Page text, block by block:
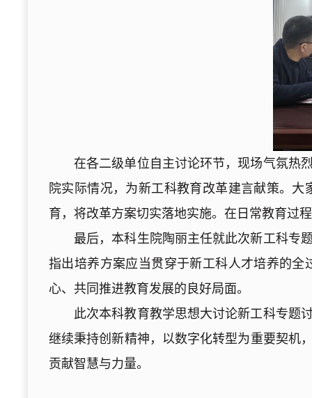
在各二级单位自主讨论环节，现场气氛热
院实际情况，为新工科教育改革建言献策。
育，将改革方案切实落地实施。在日常教育过
最后，本科生院陶丽主任就此次新工科专
指出培养方案应当贯穿于新工科人才培养的
心、共同推进教育发展的良好局面。
此次本科教育教学思想大讨论新工科专题
继续秉持创新精神，以数字化转型为重要契机
贡献智慧与力量。